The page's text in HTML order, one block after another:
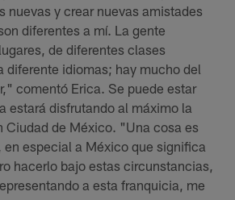
nuevas y crear nuevas amistades
diferentes a mí. La gente
de diferentes clases
diferente idiomas; hay mucho del
comentó Erica. Se puede estar
estará disfrutando al máximo la
Ciudad de México. "Una cosa es
en especial a México que significa
hacerlo bajo estas circunstancias,
a esta franquicia, me